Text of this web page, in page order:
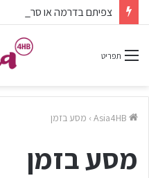
צפיתם בדרמה או סרט
תפריט
› מסע בזמן
מסע בזמן